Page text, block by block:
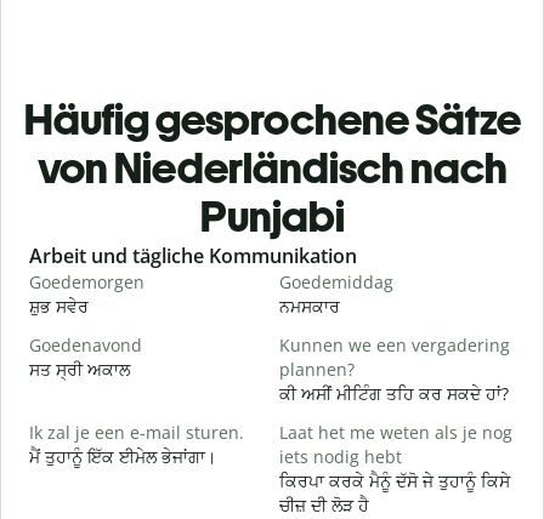
Häufig gesprochene Sätze
von Niederländisch nach
Punjabi
Slide 1 of 6
Arbeit und tägliche Kommunikation
Goedemorgen
ਸ਼ੁਭ ਸਵੇਰ
Goedemiddag
ਨਮਸਕਾਰ
Goedenavond
ਸਤ ਸ੍ਰੀ ਅਕਾਲ
Kunnen we een vergadering
plannen?
ਕੀ ਅਸੀਂ ਮੀਟਿੰਗ ਤਹਿ ਕਰ ਸਕਦੇ ਹਾਂ?
Ik zal je een e-mail sturen.
ਮੈਂ ਤੁਹਾਨੂੰ ਇੱਕ ਈਮੇਲ ਭੇਜਾਂਗਾ।
Laat het me weten als je nog
iets nodig hebt
ਕਿਰਪਾ ਕਰਕੇ ਮੈਨੂੰ ਦੱਸੋ ਜੇ ਤੁਹਾਨੂੰ ਕਿਸੇ
ਚੀਜ਼ ਦੀ ਲੋੜ ਹੈ